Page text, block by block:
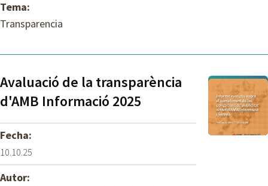
Tema:
Transparencia
Avaluació de la transparència
d'AMB Informació 2025
Fecha:
10.10.25
Autor: